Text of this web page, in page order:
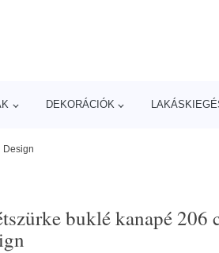
DEKORÁCIÓK
Design
buklé kanapé